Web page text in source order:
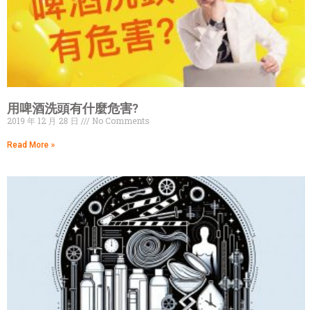
用啤酒洗頭有什麼危害?
2019 年 12 月 28 日 No Comments
Read More »